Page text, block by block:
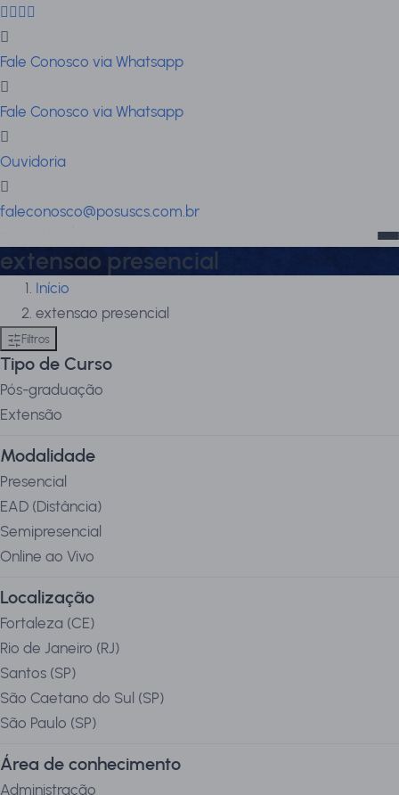
Fale Conosco via Whatsapp
Fale Conosco via Whatsapp
Ouvidoria
faleconosco@posuscs.com.br
extensao presencial
Início
extensao presencial
Filtros
Tipo de Curso
Pós-graduação
Extensão
Modalidade
Presencial
EAD (Distância)
Semipresencial
Online ao Vivo
Localização
Fortaleza (CE)
Rio de Janeiro (RJ)
Santos (SP)
São Caetano do Sul (SP)
São Paulo (SP)
Área de conhecimento
Administração